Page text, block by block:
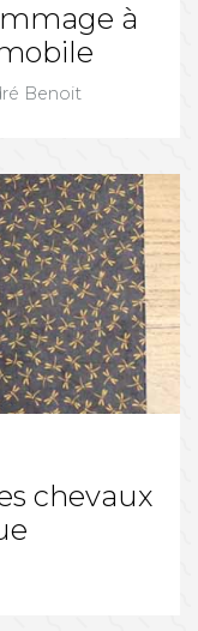
à
Benoit
chevaux